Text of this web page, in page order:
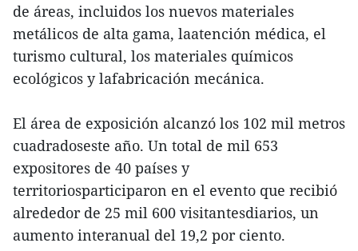
de áreas, incluidos los nuevos materiales
metálicos de alta gama, laatención médica, el
turismo cultural, los materiales químicos
ecológicos y lafabricación mecánica.
El área de exposición alcanzó los 102 mil metros
cuadradoseste año. Un total de mil 653
expositores de 40 países y
territoriosparticiparon en el evento que recibió
alrededor de 25 mil 600 visitantesdiarios, un
aumento interanual del 19,2 por ciento.